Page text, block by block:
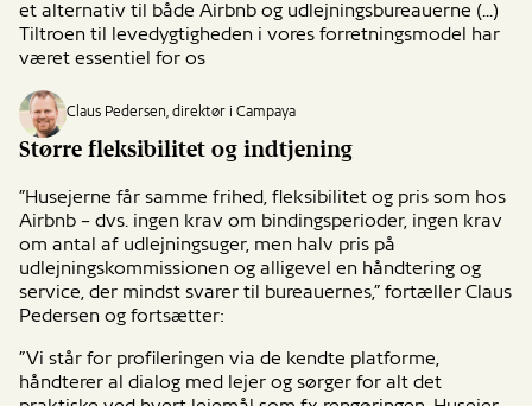
et alternativ til både Airbnb og udlejningsbureauerne (...)
Tiltroen til levedygtigheden i vores forretningsmodel har
været essentiel for os
Claus Pedersen, direktør i Campaya
Større fleksibilitet og indtjening
”Husejerne får samme frihed, fleksibilitet og pris som hos
Airbnb – dvs. ingen krav om bindingsperioder, ingen krav
om antal af udlejningsuger, men halv pris på
udlejningskommissionen og alligevel en håndtering og
service, der mindst svarer til bureauernes,” fortæller Claus
Pedersen og fortsætter:
”Vi står for profileringen via de kendte platforme,
håndterer al dialog med lejer og sørger for alt det